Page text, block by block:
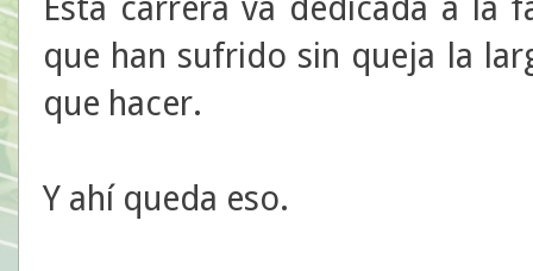
que han sufrido sin queja la
que hacer.
Y ahí queda eso.